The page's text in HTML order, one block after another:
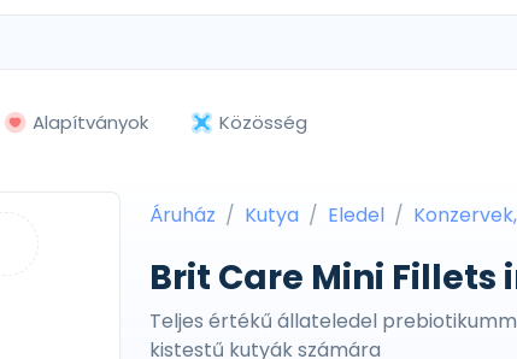
Alapítványok Közösség
Áruház Kutya Eledel
Brit Care Mini Fillets
Teljes értékű állateledel
kistestű kutyák számára